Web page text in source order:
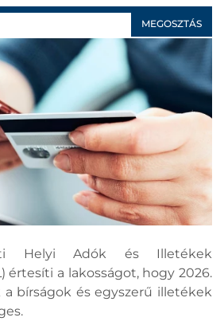
MEGOSZTÁS
Helyi Adók és Illetékek
értesíti a lakosságot, hogy 2026.
a bírságok és egyszerű illetékek